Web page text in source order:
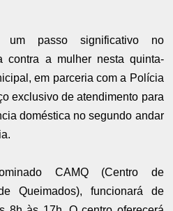
um passo significativo no
contra a mulher nesta quinta-
em parceria com a Polícia
exclusivo de atendimento para
doméstica no segundo andar
CAMQ (Centro de
Queimados), funcionará de